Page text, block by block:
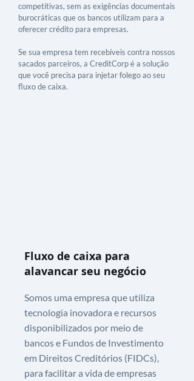
competitivas, sem as exigências documentais
burocráticas que os bancos utilizam para a
oferecer crédito para empresas.
Se sua empresa tem recebíveis contra nossos
sacados parceiros, a CreditCorp é a solução
que você precisa para injetar folego ao seu
fluxo de caixa.
Fluxo de caixa para
alavancar seu negócio
Somos uma empresa que utiliza
tecnologia inovadora e recursos
disponibilizados por meio de
bancos e Fundos de Investimento
em Direitos Creditórios (FIDCs),
para facilitar a vida de empresas